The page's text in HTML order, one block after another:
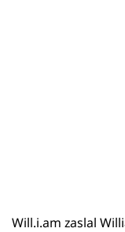
Will.i.am zaslal